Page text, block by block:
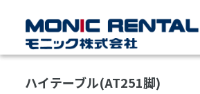
ハイテーブル(AT251脚)